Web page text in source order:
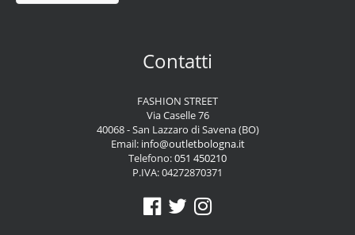
Contatti
FASHION STREET
Via Caselle 76
40068 - San Lazzaro di Savena (BO)
Email: info@outletbologna.it
Telefono:051 450210
P.IVA: 04272870371